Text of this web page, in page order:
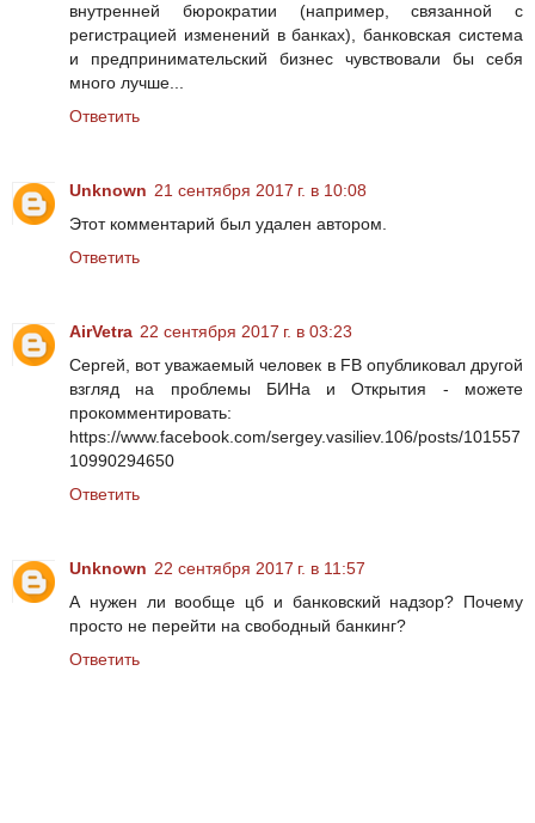
внутренней бюрократии (например, связанной с
регистрацией изменений в банках), банковская система
и предпринимательский бизнес чувствовали бы себя
много лучше...
Ответить
Unknown 21 сентября 2017 г. в 10:08
Этот комментарий был удален автором.
Ответить
AirVetra 22 сентября 2017 г. в 03:23
Сергей, вот уважаемый человек в FB опубликовал другой
взгляд на проблемы БИНа и Открытия - можете
прокомментировать:
https://www.facebook.com/sergey.vasiliev.106/posts/101557
10990294650
Ответить
Unknown 22 сентября 2017 г. в 11:57
А нужен ли вообще цб и банковский надзор? Почему
просто не перейти на свободный банкинг?
Ответить